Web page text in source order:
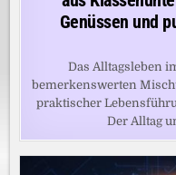
Genüssen und
Das Alltagsleben
bemerkenswerten
praktischer
Der Alltag